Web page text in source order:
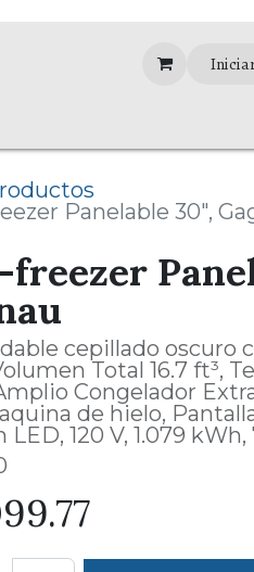
Panelable 30",
cepillado oscuro
Total 16.7 ft³,
Congelador
de hielo,
120 V, 1.079 kWh,